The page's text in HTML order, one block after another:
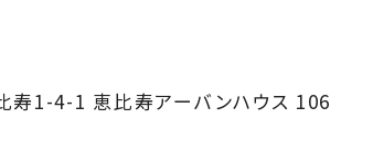
寿1-4-1 恵比寿アーバンハウス 106